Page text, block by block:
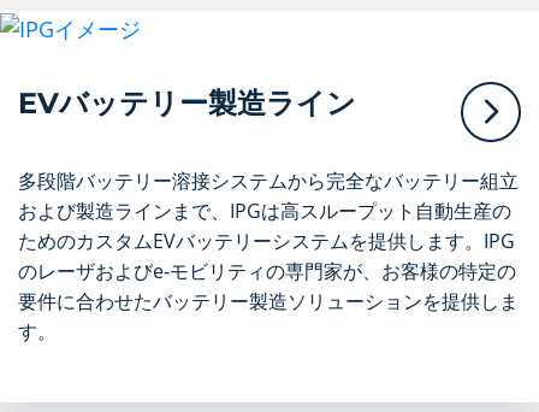
EVバッテリー製造ライン
多段階バッテリー溶接システムから完全なバッテリー組立
および製造ラインまで、IPGは高スループット自動生産の
ためのカスタムEVバッテリーシステムを提供します。IPG
のレーザおよびe-モビリティの専門家が、お客様の特定の
要件に合わせたバッテリー製造ソリューションを提供しま
す。